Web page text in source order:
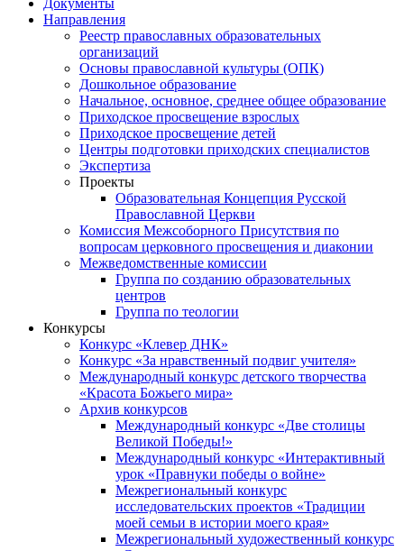
Документы
Направления
Реестр православных образовательных
организаций
Основы православной культуры (ОПК)
Дошкольное образование
Начальное, основное, среднее общее образование
Приходское просвещение взрослых
Приходское просвещение детей
Центры подготовки приходских специалистов
Экспертиза
Проекты
Образовательная Концепция Русской
Православной Церкви
Комиссия Межсоборного Присутствия по
вопросам церковного просвещения и диаконии
Межведомственные комиссии
Группа по созданию образовательных
центров
Группа по теологии
Конкурсы
Конкурс «Клевер ДНК»
Конкурс «За нравственный подвиг учителя»
Международный конкурс детского творчества
«Красота Божьего мира»
Архив конкурсов
Международный конкурс «Две столицы
Великой Победы!»
Международный конкурс «Интерактивный
урок «Правнуки победы о войне»
Межрегиональный конкурс
исследовательских проектов «Традиции
моей семьи в истории моего края»
Межрегиональный художественный конкурс